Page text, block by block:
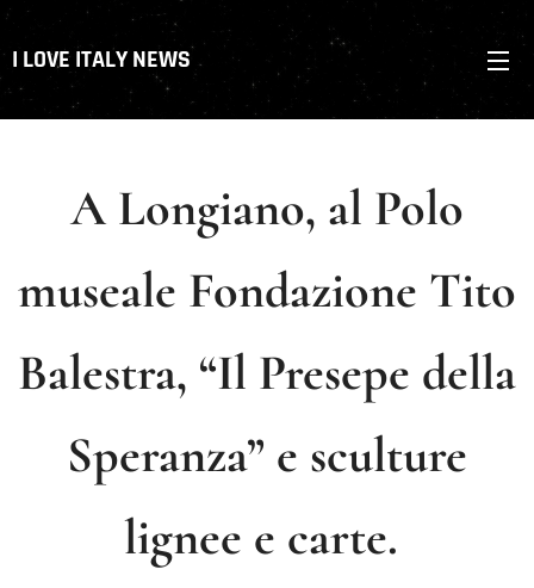
I LOVE ITALY NEWS
A Longiano, al Polo
museale Fondazione Tito
Balestra, “Il Presepe della
Speranza” e sculture
lignee e carte.